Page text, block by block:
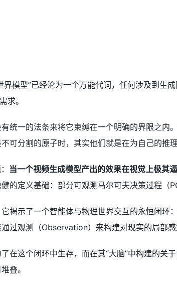
界模型”已经沦为一个万能代词，任何涉及到生
求。
统一的法条来将它束缚在一个明确的界限之内
可分割的原子时，其实他们就是在为自己的推理
当一个视频生成模型产出的效果在视觉上极其
的定义基础：部分可观测马尔可夫决策过程（
揭示了一个智能体与物理世界交互的永恒闭环
过观测（Observation）来构建对现实的局部感
在这个闭环中生存，而在其“大脑”中构建的
叠。